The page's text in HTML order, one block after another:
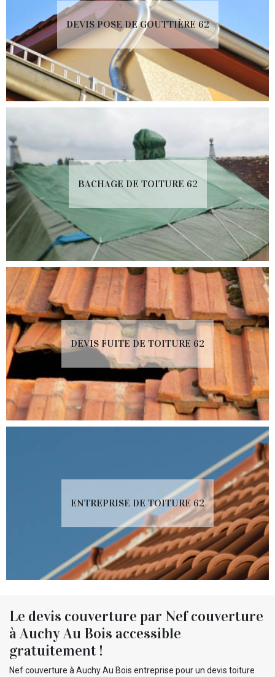
DEVIS POSE DE GOUTTIÈRE 62
BACHAGE DE TOITURE 62
DEVIS FUITE DE TOITURE 62
ENTREPRISE DE TOITURE 62
Le devis couverture par Nef couverture
à Auchy Au Bois accessible
gratuitement !
Nef couverture à Auchy Au Bois entreprise pour un devis toiture